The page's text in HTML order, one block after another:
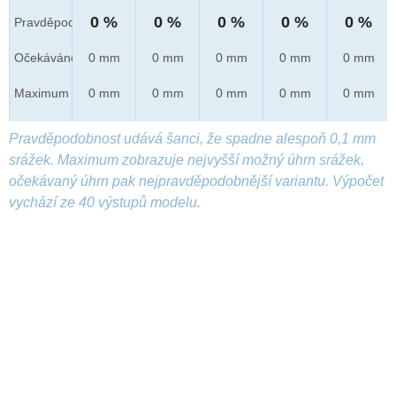
Pravděpod.
Očekáváno
Maximum
0 %
0 mm
0 mm
0 %
0 mm
0 mm
0 %
0 mm
0 mm
0 %
0 mm
0 mm
0 %
0 mm
0 mm
Pravděpodobnost udává šanci, že spadne alespoň 0,1 mm
srážek. Maximum zobrazuje nejvyšší možný úhrn srážek,
očekávaný úhrn pak nejpravděpodobnější variantu. Výpočet
vychází ze 40 výstupů modelu.